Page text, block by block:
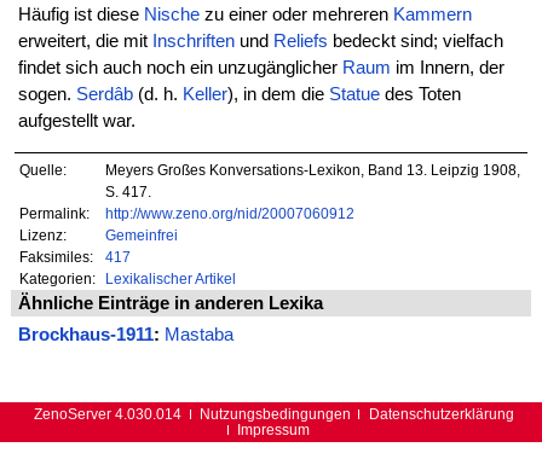
Häufig ist diese Nischezu einer oder mehreren Kammern
erweitert, die mit Inschriftenund Reliefs bedeckt sind; vielfach
findet sich auch noch ein unzugänglicher Raum im Innern, der
sogen. Serdâb(d. h. Keller), in dem die Statuedes Toten
aufgestellt war.
Quelle:
Meyers Großes Konversations-Lexikon, Band 13. Leipzig 1908,
S. 417.
Permalink:
http://www.zeno.org/nid/20007060912
Lizenz:
Gemeinfrei
Faksimiles:
417
Kategorien:
Lexikalischer Artikel
Ähnliche Einträge in anderen Lexika
Brockhaus-1911: Mastaba
ZenoServer 4.030.014 Nutzungsbedingungen
Datenschutzerklärung
Impressum